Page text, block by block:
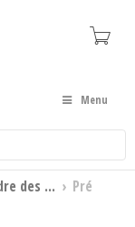
Menu
des ... › Pré